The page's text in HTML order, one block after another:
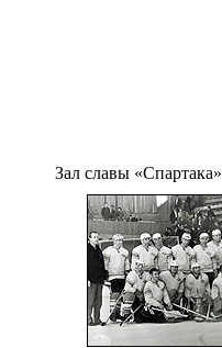
Зал славы «Спартака»